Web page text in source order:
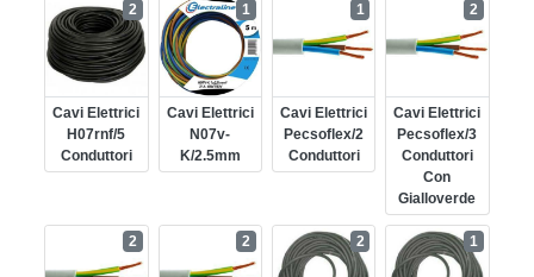
Cavi Elettrici
H07rnf/5
Conduttori
2
Cavi Elettrici
N07v-
K/2.5mm
1
Cavi Elettrici
Pecsoflex/2
Conduttori
1
Cavi Elettrici
Pecsoflex/3
Conduttori
Con
Gialloverde
2
2 2 2 1